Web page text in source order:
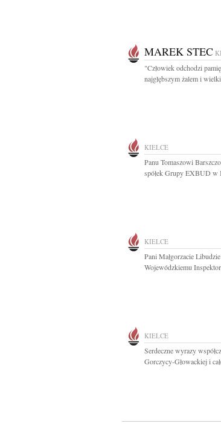
MAREK STEC
"Człowiek odchodzi
najgłębszym żalem i
KIELCE
Panu Tomaszowi
spółek Grupy EXBUD w
KIELCE
Pani Małgorzacie
Wojewódzkiemu
KIELCE
Serdeczne wyrazy
Gorczycy-Głowackiej i